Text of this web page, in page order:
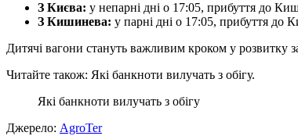
З Києва: у непарні дні о 17:05, прибуття до
З Кишинева: у парні дні о 17:05, прибуття до
Дитячі вагони стануть важливим кроком у розвитку
Читайте також: Які банкноти вилучать з обігу.
Які банкноти вилучать з обігу
Джерело: АgroTer